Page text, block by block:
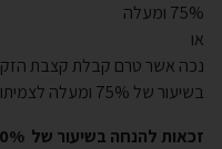
75% ומעלה
או
נכה אשר טרם קבלת קצבת
בשיעור של 75% ומעלה לצמיתות
זכאות להנחה בשיעור של